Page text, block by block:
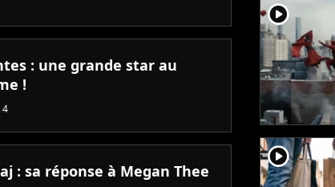
: une grande star au
!
: sa réponse à Megan Thee
player2
player2